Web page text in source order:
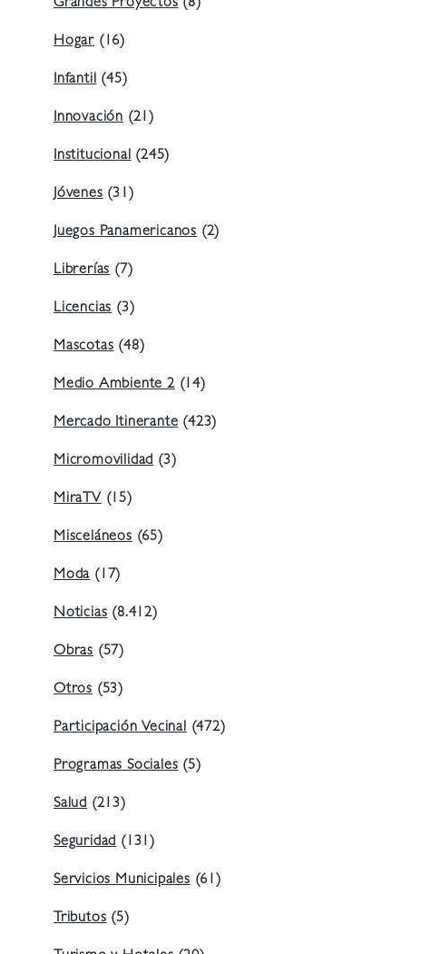
Grandes Proyectos(8)
Hogar (16)
Infantil(45)
Innovación (21)
Institucional(245)
Jóvenes(31)
Juegos Panamericanos (2)
Librerías(7)
Licencias(3)
Mascotas(48)
Medio Ambiente 2(14)
Mercado Itinerante(423)
Micromovilidad(3)
MiraTV(15)
Misceláneos(65)
Moda(17)
Noticias(8.412)
Obras (57)
Otros (53)
Participación Vecinal(472)
Programas Sociales(5)
Salud (213)
Seguridad(131)
Servicios Municipales(61)
Tributos(5)